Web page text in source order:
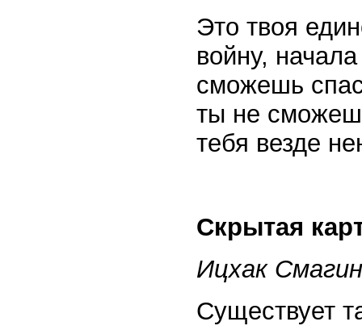
Это твоя
войну,
сможешь
ты не
тебя везде
Скрытая
Ицхак
Существует